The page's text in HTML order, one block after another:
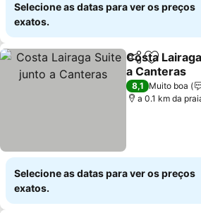
Selecione as datas para ver os preços
exatos.
Partilhar
Costa
a Canteras
8,1 Muito boa
a 0.1 km da
Selecione as datas para ver os preços
exatos.